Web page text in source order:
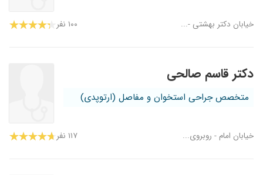
خیابان دکتر بهشتی -... ۱۰۰ نفر
دکتر قاسم صالحی
متخصص جراحی استخوان و مفاصل (ارتوپدی)
خیابان امام - روبروی... ۱۱۷ نفر